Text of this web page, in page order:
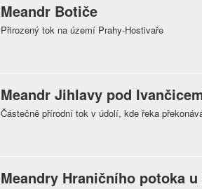
Meandr Botiče
Přirozený tok na území Prahy-Hostivaře
Meandr Jihlavy pod
Částečně přírodní tok v údolí, kde řeka
Meandry Hraničního potoka